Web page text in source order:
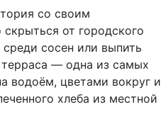
со своим
от городского
сосен или выпить
терраса — одна из самых
водоём, цветами вокруг и
хлеба из местной